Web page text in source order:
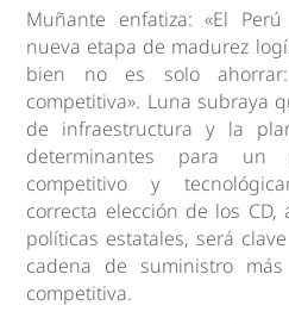
Muñante enfatiza: «El
nueva etapa de madurez
bien no es solo
competitiva». Luna subraya
de infraestructura y la
determinantes para un
competitivo y
correcta elección de los
políticas estatales, será
cadena de suministro
competitiva.